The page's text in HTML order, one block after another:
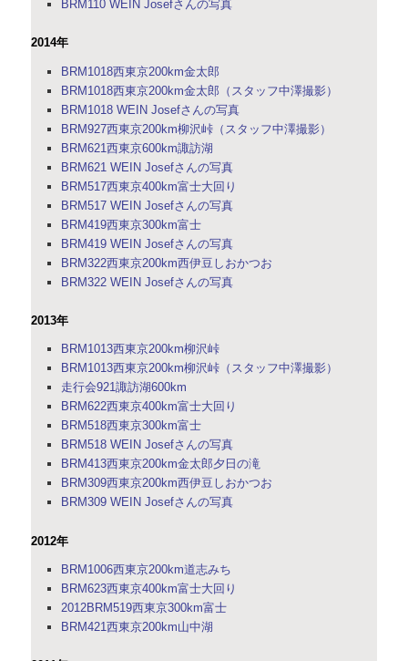
BRM110 WEIN Josefさんの写真
2014年
BRM1018西東京200km金太郎
BRM1018西東京200km金太郎（スタッフ中澤撮影）
BRM1018 WEIN Josefさんの写真
BRM927西東京200km柳沢峠（スタッフ中澤撮影）
BRM621西東京600km諏訪湖
BRM621 WEIN Josefさんの写真
BRM517西東京400km富士大回り
BRM517 WEIN Josefさんの写真
BRM419西東京300km富士
BRM419 WEIN Josefさんの写真
BRM322西東京200km西伊豆しおかつお
BRM322 WEIN Josefさんの写真
2013年
BRM1013西東京200km柳沢峠
BRM1013西東京200km柳沢峠（スタッフ中澤撮影）
走行会921諏訪湖600km
BRM622西東京400km富士大回り
BRM518西東京300km富士
BRM518 WEIN Josefさんの写真
BRM413西東京200km金太郎夕日の滝
BRM309西東京200km西伊豆しおかつお
BRM309 WEIN Josefさんの写真
2012年
BRM1006西東京200km道志みち
BRM623西東京400km富士大回り
2012BRM519西東京300km富士
BRM421西東京200km山中湖